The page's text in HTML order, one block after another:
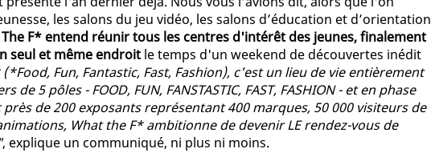
les salons du jeu vidéo, les salons d’éducation et d’orientation
F* entend réunir tous les centres d'intérêt des jeunes, finalement
seul et même endroit le temps d'un weekend de découvertes inédit
Fun, Fantastic, Fast, Fashion), c'est un lieu de vie entièrement
de 5 pôles - FOOD, FUN, FANSTASTIC, FAST, FASHION - et en phase
de 200 exposants représentant 400 marques, 50 000 visiteurs de
What the F* ambitionne de devenir LE rendez-vous de
, explique un communiqué, ni plus ni moins.